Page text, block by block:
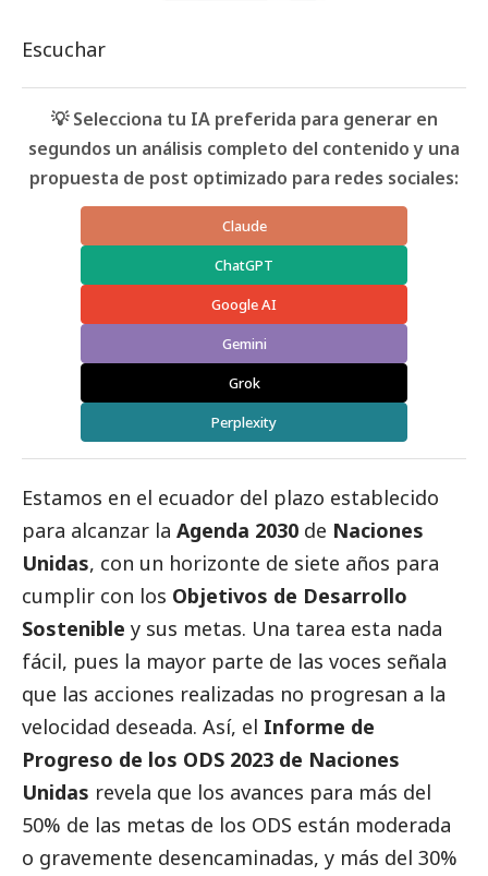
Escuchar
💡 Selecciona tu IA preferida para generar en
segundos un análisis completo del contenido y una
propuesta de post optimizado para redes sociales:
Claude
ChatGPT
Google AI
Gemini
Grok
Perplexity
Estamos en el ecuador del plazo establecido
para alcanzar la Agenda 2030 de Naciones
Unidas, con un horizonte de siete años para
cumplir con los Objetivos de Desarrollo
Sostenible y sus metas. Una tarea esta nada
fácil, pues la mayor parte de las voces señala
que las acciones realizadas no progresan a la
velocidad deseada. Así, el Informe de
Progreso de los ODS 2023 de Naciones
Unidas revela que los avances para más del
50% de las metas de los ODS están moderada
o gravemente desencaminadas, y más del 30%